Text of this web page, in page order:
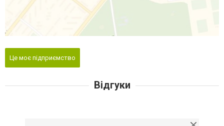
Це моє підприємство
Відгуки